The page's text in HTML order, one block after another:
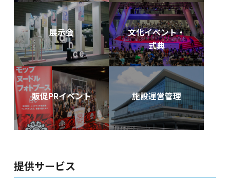
展示会
文化イベント・
式典
販促PRイベント 施設運営管理
提供サービス